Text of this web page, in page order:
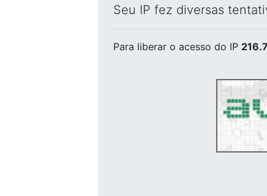
Seu IP fez diversas
Para liberar o acesso do IP